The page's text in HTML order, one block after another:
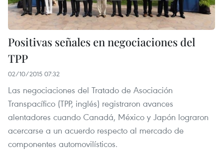
Positivas señales en negociaciones del
TPP
02/10/2015 07:32
Las negociaciones del Tratado de Asociación
Transpacífico (TPP, inglés) registraron avances
alentadores cuando Canadá, México y Japón lograron
acercarse a un acuerdo respecto al mercado de
componentes automovilísticos.